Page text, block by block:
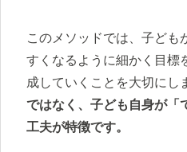
このメソッドでは、子ども
すくなるように細かく目標
成していくことを大切にし
ではなく、子ども自身が「
工夫が特徴です。